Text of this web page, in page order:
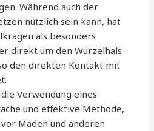
Während auch der
nützlich sein kann, hat
als besonders
direkt um den Wurzelhals
den direkten Kontakt mit
Verwendung eines
und effektive Methode,
Maden und anderen